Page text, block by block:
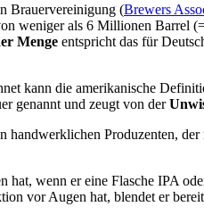
Brauervereinigung (Brewers
weniger als 6 Millionen Barrel
Menge entspricht das für
kann die amerikanische
genannt und zeugt von der
handwerklichen Produzenten,
hat, wenn er eine Flasche IPA
vor Augen hat, blendet er